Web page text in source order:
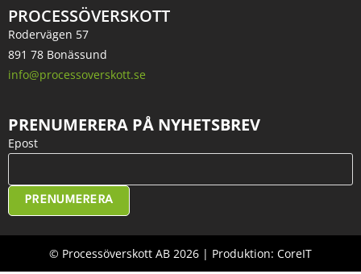
PROCESSÖVERSKOTT
Rodervägen 57
891 78 Bonässund
info@processoverskott.se
PRENUMERERA PÅ NYHETSBREV
Epost
PRENUMERERA
© Processöverskott AB 2026 | Produktion: CoreIT